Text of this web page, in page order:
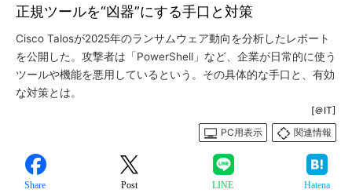
正規ツールを“凶器”にする手口と対策
Cisco Talosが2025年のランサムウェア動向を分析したレポート
を公開した。攻撃者は「PowerShell」など、企業が日常的に使う
ツールや機能を悪用しているという。その具体的な手口と、有効
な対策とは。
[＠IT]
PC用表示
関連情報
Share Post LINE Hatena